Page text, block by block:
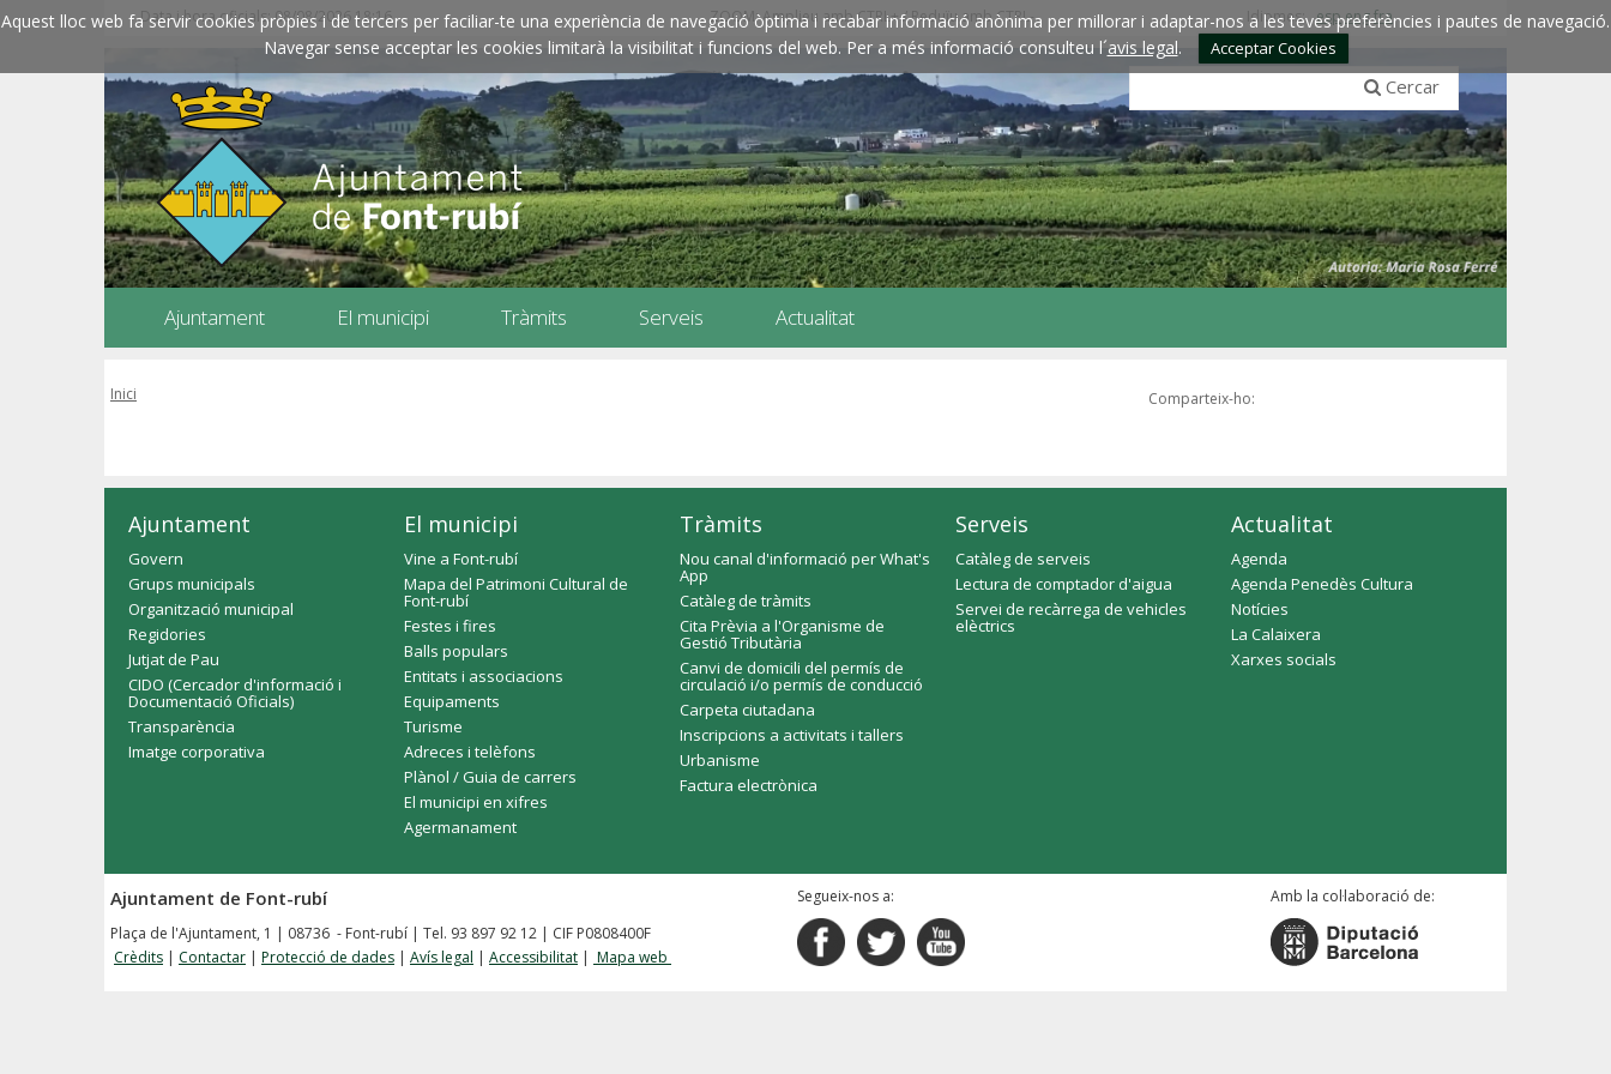
Aquest lloc web fa servir cookies pròpies i de tercers per faciliar-te una experiència de navegació òptima i recabar informació anònima per millorar i adaptar-nos a les teves preferències i pautes de navegació.
Navegar sense acceptar les cookies limitarà la visibilitat i funcions del web. Per a més informació consulteu l´avis legal. Acceptar Cookies
Data i hora oficials: 08/08/2026 18:16 ZOOM: Amplieu amb CTRL+ / Reduïu amb CTRL- Idiomes:esp engfra
Cercar
Ajuntament El municipi Tràmits Serveis Actualitat
Inici Comparteix-ho:
Ajuntament
Govern
Grups municipals
Organització municipal
Regidories
Jutjat de Pau
CIDO (Cercador d'informació i
Documentació Oficials)
Transparència
Imatge corporativa
El municipi
Vine a Font-rubí
Mapa del Patrimoni Cultural de
Font-rubí
Festes i fires
Balls populars
Entitats i associacions
Equipaments
Turisme
Adreces i telèfons
Plànol / Guia de carrers
El municipi en xifres
Agermanament
Tràmits
Nou canal d'informació per What's
App
Catàleg de tràmits
Cita Prèvia a l'Organisme de
Gestió Tributària
Canvi de domicili del permís de
circulació i/o permís de conducció
Carpeta ciutadana
Inscripcions a activitats i tallers
Urbanisme
Factura electrònica
Serveis
Catàleg de serveis
Lectura de comptador d'aigua
Servei de recàrrega de vehicles
elèctrics
Actualitat
Agenda
Agenda Penedès Cultura
Notícies
La Calaixera
Xarxes socials
Ajuntament de Font-rubí
Plaça de l'Ajuntament, 1 | 08736 - Font-rubí | Tel. 93 897 92 12 | CIF P0808400F
Crèdits | Contactar | Protecció de dades | Avís legal | Accessibilitat | Mapa web
Segueix-nos a: Amb la col·laboració de: